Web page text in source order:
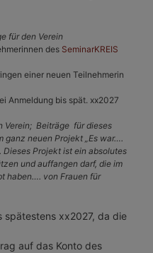
für den Verein
des SeminarKREIS
einer neuen Teilnehmerin
Anmeldung bis spät. xx2027
Verein; Beiträge für dieses
ganz neuen Projekt „Es war….
Dieses Projekt ist ein absolutes
und auffangen darf, die im
haben…. von Frauen für
spätestens xx2027, da die
auf das Konto des